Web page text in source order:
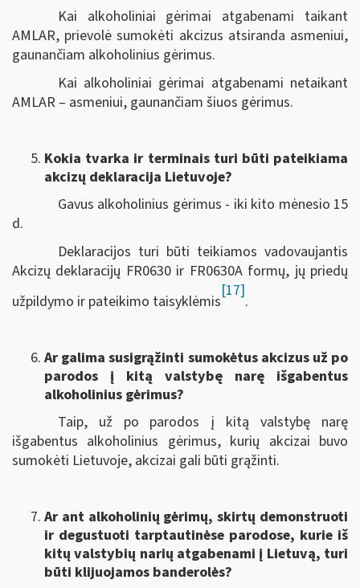
Kai alkoholiniai gėrimai atgabenami taikant
AMLAR, prievolė sumokėti akcizus atsiranda asmeniui,
gaunančiam alkoholinius gėrimus.
Kai alkoholiniai gėrimai atgabenami netaikant
AMLAR – asmeniui, gaunančiam šiuos gėrimus.
Kokia tvarka ir terminais turi būti pateikiama
akcizų deklaracija Lietuvoje?
Gavus alkoholinius gėrimus - iki kito mėnesio 15
d.
Deklaracijos turi būti teikiamos vadovaujantis
Akcizų deklaracijų FR0630 ir FR0630A formų, jų priedų
užpildymo ir pateikimo taisyklėmis
[17]
.
Ar galima susigrąžinti sumokėtus akcizus už po
parodos į kitą valstybę narę išgabentus
alkoholinius gėrimus?
Taip, už po parodos į kitą valstybę narę
išgabentus alkoholinius gėrimus, kurių akcizai buvo
sumokėti Lietuvoje, akcizai gali būti grąžinti.
Ar ant alkoholinių gėrimų, skirtų demonstruoti
ir degustuoti tarptautinėse parodose, kurie iš
kitų valstybių narių atgabenami į Lietuvą, turi
būti klijuojamos banderolės?